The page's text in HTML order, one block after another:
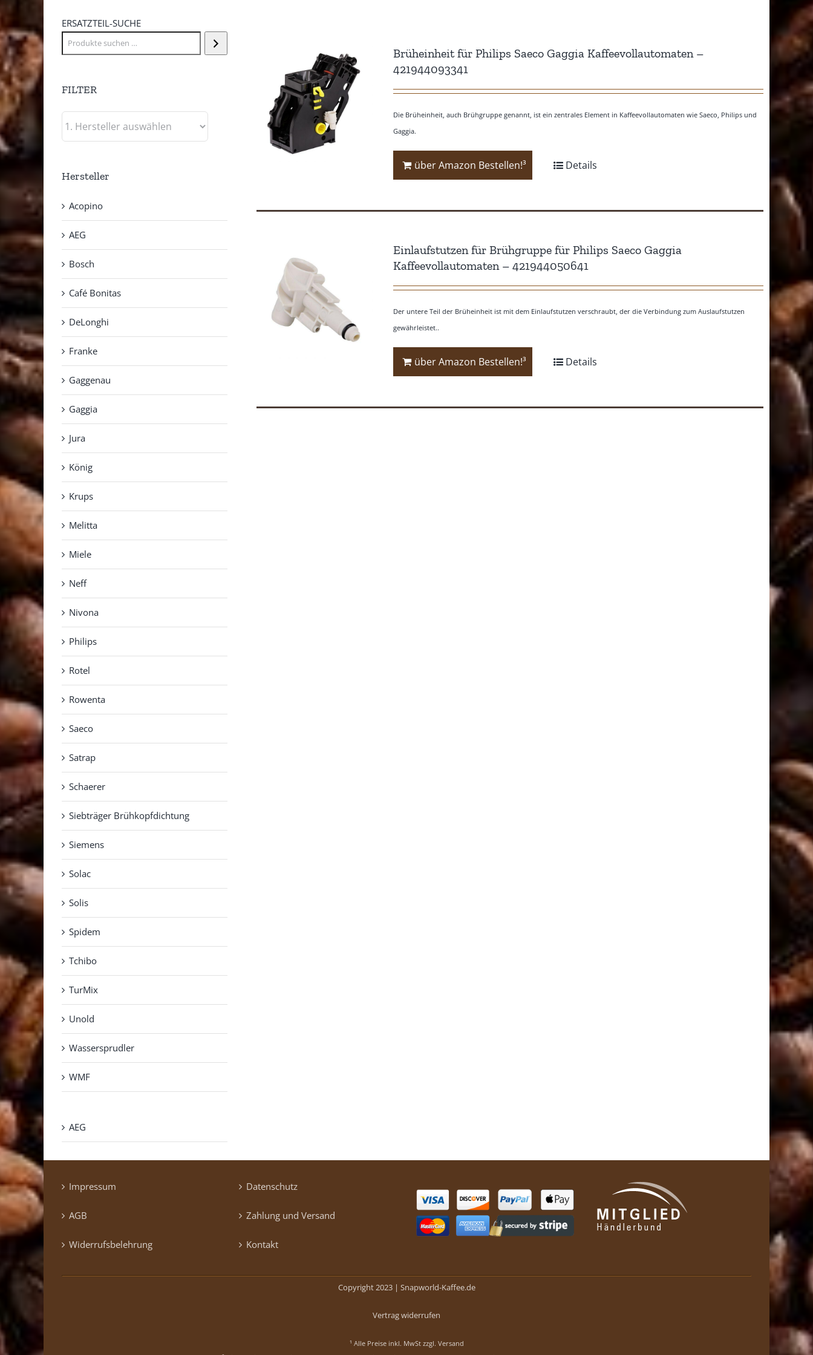
Brüheinheit für Philips Saeco Gaggia Kaffeevollautomaten –
421944093341
Die Brüheinheit, auch Brühgruppe genannt, ist ein zentrales Element in Kaffeevollautomaten wie Saeco, Philips und
Gaggia.
über Amazon Bestellen!³ Details
Einlaufstutzen für Brühgruppe für Philips Saeco Gaggia
Kaffeevollautomaten – 421944050641
Der untere Teil der Brüheinheit ist mit dem Einlaufstutzen verschraubt, der die Verbindung zum Auslaufstutzen
gewährleistet..
über Amazon Bestellen!³ Details
ERSATZTEIL-SUCHE
FILTER
Hersteller
Acopino
AEG
Bosch
Café Bonitas
DeLonghi
Franke
Gaggenau
Gaggia
Jura
König
Krups
Melitta
Miele
Neff
Nivona
Philips
Rotel
Rowenta
Saeco
Satrap
Schaerer
Siebträger Brühkopfdichtung
Siemens
Solac
Solis
Spidem
Tchibo
TurMix
Unold
Wassersprudler
WMF
AEG
Impressum
AGB
Widerrufsbelehrung
Datenschutz
Zahlung und Versand
Kontakt
Copyright 2023 | Snapworld-Kaffee.de
Vertrag widerrufen
¹ Alle Preise inkl. MwSt zzgl. Versand